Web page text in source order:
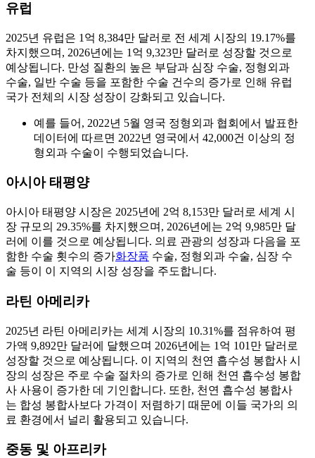
유럽
2025년 유럽은 1억 8,384만 달러로 전 세계 시장의 19.17%를
차지했으며, 2026년에는 1억 9,323만 달러로 성장할 것으로
예상됩니다. 만성 질환의 높은 부담과 심장 수술, 정형외과
수술, 일반 수술 등을 포함한 수술 건수의 증가로 인해 유럽
국가 전체의 시장 성장이 강화되고 있습니다.
예를 들어, 2022년 5월 영국 정형외과 협회에서 발표한
데이터에 따르면 2022년 영국에서 42,000건 이상의 정
형외과 수술이 수행되었습니다.
아시아 태평양
아시아 태평양 시장은 2025년에 2억 8,153만 달러로 세계 시
장 규모의 29.35%를 차지했으며, 2026년에는 2억 9,985만 달
러에 이를 것으로 예상됩니다. 의료 관광의 성장과 다음을 포
함한 수술 횟수의 증가화장품 수술, 정형외과 수술, 심장 수
술 등이 이 지역의 시장 성장을 주도합니다.
라틴 아메리카
2025년 라틴 아메리카는 세계 시장의 10.31%를 점유하여 평
가액 9,892만 달러에 달했으며 2026년에는 1억 101만 달러로
성장할 것으로 예상됩니다. 이 지역의 천연 흡수성 봉합사 시
장의 성장은 주로 수술 절차의 증가로 인해 천연 흡수성 봉합
사 사용이 증가한 데 기인합니다. 또한, 천연 흡수성 봉합사
는 합성 봉합사보다 가격이 저렴하기 때문에 이들 국가의 의
료 환경에서 널리 활용되고 있습니다.
중동 및 아프리카